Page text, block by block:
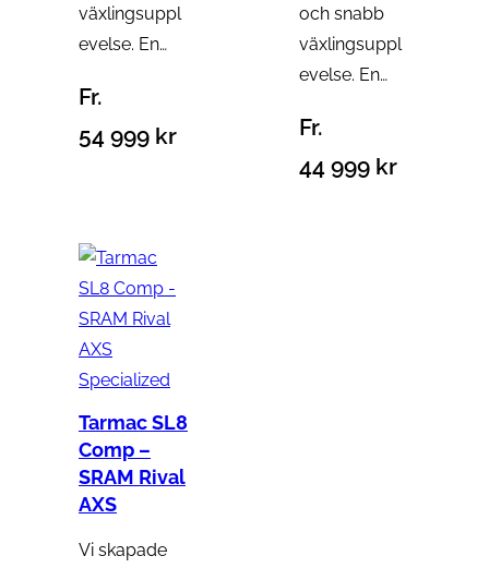
växlingsuppl
evelse. En…
Fr.
54 999 kr
och snabb
växlingsuppl
evelse. En…
Fr.
44 999 kr
Specialized
Tarmac SL8
Comp –
SRAM Rival
AXS
Vi skapade